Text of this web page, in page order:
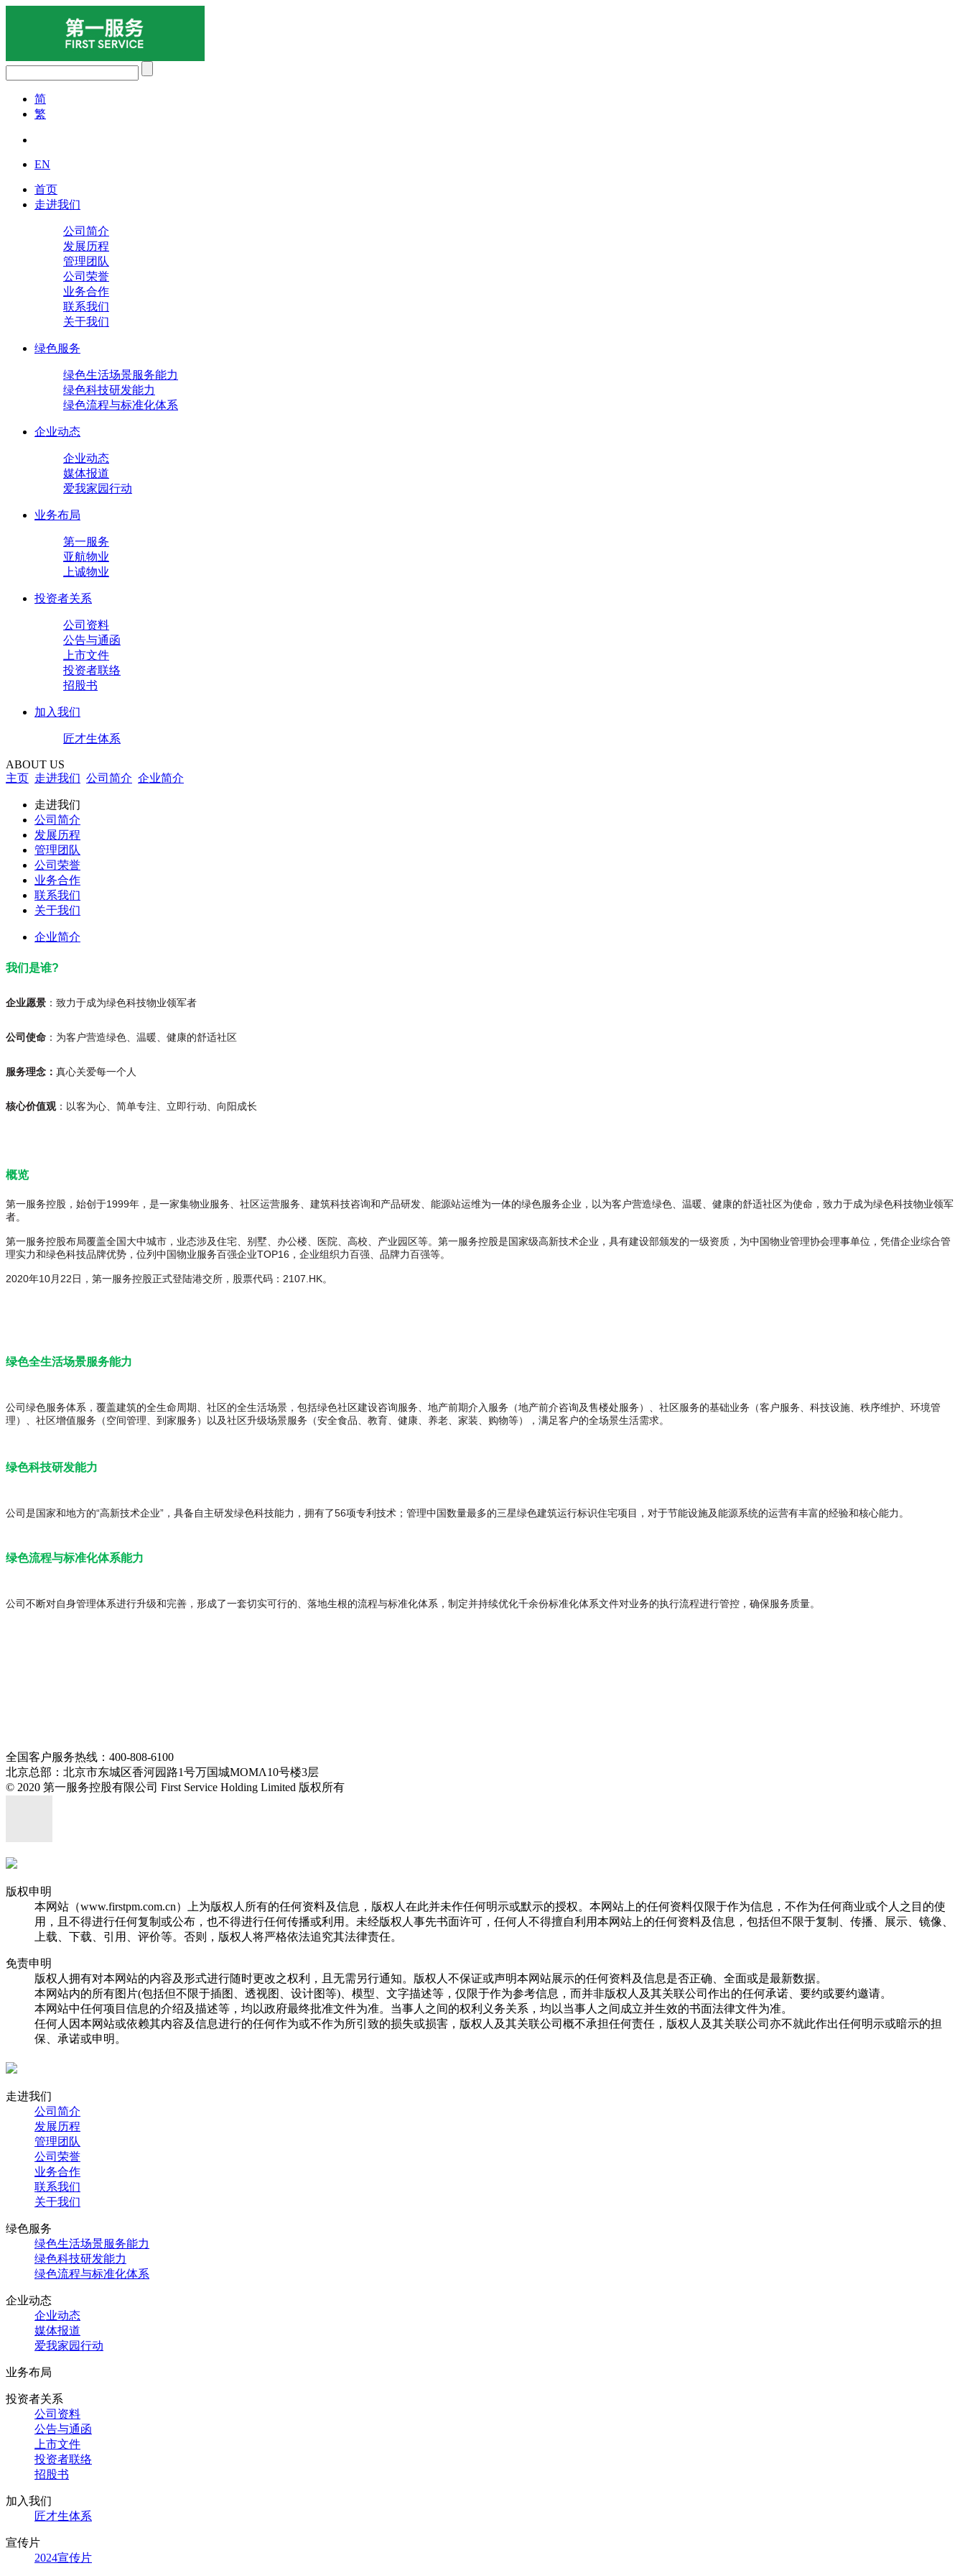
简
繁
EN
首页
走进我们
公司简介
发展历程
管理团队
公司荣誉
业务合作
联系我们
关于我们
绿色服务
绿色生活场景服务能力
绿色科技研发能力
绿色流程与标准化体系
企业动态
企业动态
媒体报道
爱我家园行动
业务布局
第一服务
亚航物业
上诚物业
投资者关系
公司资料
公告与通函
上市文件
投资者联络
招股书
加入我们
匠才生体系
ABOUT US
主页 走进我们 公司简介 企业简介
走进我们
公司简介
发展历程
管理团队
公司荣誉
业务合作
联系我们
关于我们
企业简介
我们是谁?
企业愿景 ： 致力于成为绿色科技物业领军者
公司使命 ： 为客户营造绿色、温暖、健康的舒适社区
服务理念： 真心关爱每一个人
核心价值观：以客为心、简单专注、立即行动、向阳成长
概览
第一服务控股，始创于1999年，是一家集物业服务、社区运营服务、建筑科技咨询和产品研发、能源站运维为一体的绿色服务企业，以为客户营造绿色、温暖、健康的舒适社区为使命，致力于成为绿色科技物业领军
者。
第一服务控股布局覆盖全国大中城市，业态涉及住宅、别墅、办公楼、医院、高校、产业园区等。第一服务控股是国家级高新技术企业，具有建设部颁发的一级资质，为中国物业管理协会理事单位，凭借企业综合管
理实力和绿色科技品牌优势，位列中国物业服务百强企业TOP16，企业组织力百强、品牌力百强等。
2020年10月22日，第一服务控股正式登陆港交所，股票代码：2107.HK。
绿色全生活场景服务能力
公司绿色服务体系，覆盖建筑的全生命周期、社区的全生活场景，包括绿色社区建设咨询服务、地产前期介入服务（地产前介咨询及售楼处服务）、社区服务的基础业务（客户服务、科技设施、秩序维护、环境管
理）、社区增值服务（空间管理、到家服务）以及社区升级场景服务（安全食品、教育、健康、养老、家装、购物等），满足客户的全场景生活需求。
绿色科技研发能力
公司是国家和地方的“高新技术企业”，具备自主研发绿色科技能力，拥有了56项专利技术；管理中国数量最多的三星绿色建筑运行标识住宅项目，对于节能设施及能源系统的运营有丰富的经验和核心能力。
绿色流程与标准化体系能力
公司不断对自身管理体系进行升级和完善，形成了一套切实可行的、落地生根的流程与标准化体系，制定并持续优化千余份标准化体系文件对业务的执行流程进行管控，确保服务质量。
全国客户服务热线：400-808-6100
北京总部：北京市东城区香河园路1号万国城MOMΛ10号楼3层
© 2020 第一服务控股有限公司 First Service Holding Limited 版权所有
版权申明
本网站（www.firstpm.com.cn）上为版权人所有的任何资料及信息，版权人在此并未作任何明示或默示的授权。本网站上的任何资料仅限于作为信息，不作为任何商业或个人之目的使
用，且不得进行任何复制或公布，也不得进行任何传播或利用。未经版权人事先书面许可，任何人不得擅自利用本网站上的任何资料及信息，包括但不限于复制、传播、展示、镜像、
上载、下载、引用、评价等。否则，版权人将严格依法追究其法律责任。
免责申明
版权人拥有对本网站的内容及形式进行随时更改之权利，且无需另行通知。版权人不保证或声明本网站展示的任何资料及信息是否正确、全面或是最新数据。
本网站内的所有图片(包括但不限于插图、透视图、设计图等)、模型、文字描述等，仅限于作为参考信息，而并非版权人及其关联公司作出的任何承诺、要约或要约邀请。
本网站中任何项目信息的介绍及描述等，均以政府最终批准文件为准。当事人之间的权利义务关系，均以当事人之间成立并生效的书面法律文件为准。
任何人因本网站或依赖其内容及信息进行的任何作为或不作为所引致的损失或损害，版权人及其关联公司概不承担任何责任，版权人及其关联公司亦不就此作出任何明示或暗示的担
保、承诺或申明。
走进我们
公司简介
发展历程
管理团队
公司荣誉
业务合作
联系我们
关于我们
绿色服务
绿色生活场景服务能力
绿色科技研发能力
绿色流程与标准化体系
企业动态
企业动态
媒体报道
爱我家园行动
业务布局
投资者关系
公司资料
公告与通函
上市文件
投资者联络
招股书
加入我们
匠才生体系
宣传片
2024宣传片